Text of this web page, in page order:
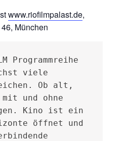
www.riofilmpalast.de,
München
Programmreihe
viele
Ob alt,
und ohne
Kino ist ein
öffnet und